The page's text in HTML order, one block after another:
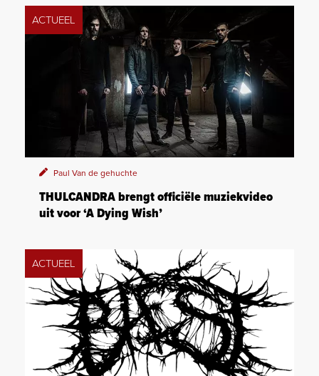
ACTUEEL
Paul Van de gehuchte
THULCANDRA brengt officiële muziekvideo
uit voor ‘A Dying Wish’
ACTUEEL